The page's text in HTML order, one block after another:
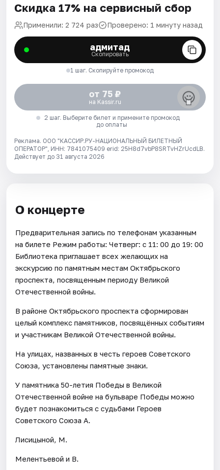
Скидка 17% на сервисный сбор
Применили: 2 724 раз Проверено: 1 минуту назад
адмитад
Скопировать
1 шаг. Скопируйте промокод
от 75 ₽
на Kassir.ru
2 шаг. Выберите билет и примените промокод
до оплаты
Реклама. ООО "КАССИР.РУ-НАЦИОНАЛЬНЫЙ БИЛЕТНЫЙ
ОПЕРАТОР", ИНН: 7841075409 erid: 25H8d7vbP8SRTvHZrUcdLB.
Действует до 31 августа 2026
О концерте
Предварительная запись по телефонам указанным
на билете Режим работы: Четверг: с 11: 00 до 19: 00
Библиотека приглашает всех желающих на
экскурсию по памятным местам Октябрьского
проспекта, посвященным периоду Великой
Отечественной войны.
В районе Октябрьского проспекта сформирован
целый комплекс памятников, посвящённых событиям
и участникам Великой Отечественной войны.
На улицах, названных в честь героев Советского
Союза, установлены памятные знаки.
У памятника 50-летия Победы в Великой
Отечественной войне на бульваре Победы можно
будет познакомиться с судьбами Героев
Советского Союза А.
Лисицыной, М.
Мелентьевой и В.